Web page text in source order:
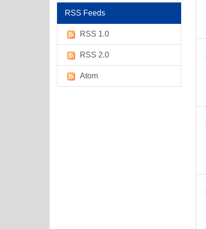
RSS Feeds
RSS 1.0
RSS 2.0
Atom